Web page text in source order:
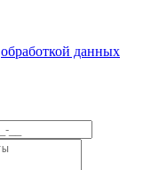
обработкой данных